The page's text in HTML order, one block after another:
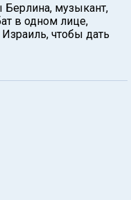
Берлина, музыкант,
в одном лице,
чтобы дать